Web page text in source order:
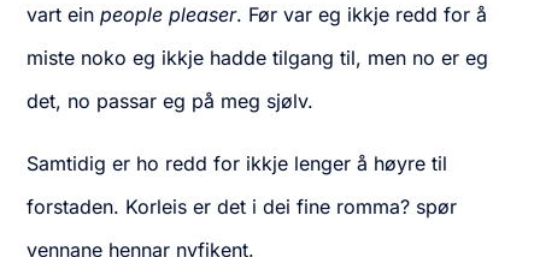
vart ein people pleaser. Før var eg ikkje redd for å
miste noko eg ikkje hadde tilgang til, men no er eg
det, no passar eg på meg sjølv.
Samtidig er ho redd for ikkje lenger å høyre til
forstaden. Korleis er det i dei fine romma? spør
vennane hennar nyfikent.